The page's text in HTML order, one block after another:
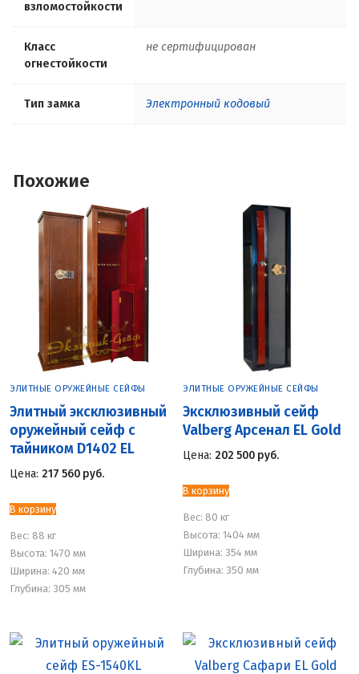
взломостойкости
Класс
огнестойкости
не сертифицирован
Тип замка Электронный кодовый
Похожие
ЭЛИТНЫЕ ОРУЖЕЙНЫЕ СЕЙФЫ
Элитный эксклюзивный
оружейный сейф с
тайником D1402 EL
Цена: 217 560 руб.
В корзину
Вес: 88 кг
Высота: 1470 мм
Ширина: 420 мм
Глубина: 305 мм
ЭЛИТНЫЕ ОРУЖЕЙНЫЕ СЕЙФЫ
Эксклюзивный сейф
Valberg Арсенал EL Gold
Цена: 202 500 руб.
В корзину
Вес: 80 кг
Высота: 1404 мм
Ширина: 354 мм
Глубина: 350 мм